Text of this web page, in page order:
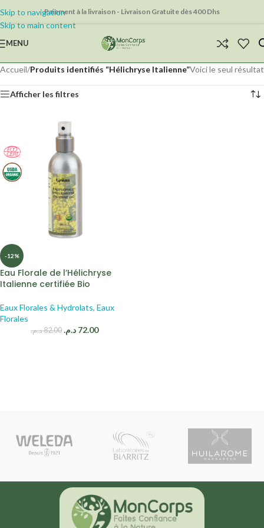
Skip to navigation
Skip to main content
Paiement à la livraison - Livraison Gratuite dès 400 Dhs
MENU
Accueil/Produits identifiés “Hélichryse Italienne”Voici le seul résultat
Afficher les filtres
-12%
Eau Florale de l’Hélichryse
Italienne certifiée Bio
Eaux Florales & Hydrolats, Eaux
Florales
82.00د.م. 72.00 د.م.